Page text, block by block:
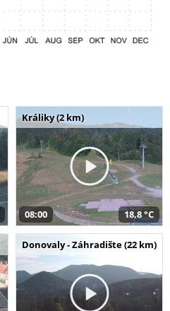
Králiky (2 km)
08:00 18,8 °C
Donovaly - Záhradište (22 km)